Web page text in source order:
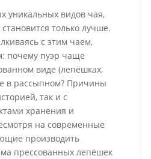
уникальных видов чая,
только лучше.
с этим чаем,
почему пуэр чаще
виде (лепёшках,
в рассыпном? Причины
так и с
хранения и
на современные
производить
прессованных лепёшек